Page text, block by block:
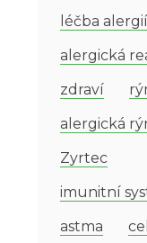
léčba alergií
alergická
zdraví
alergická
Zyrtec
imunitní
astma